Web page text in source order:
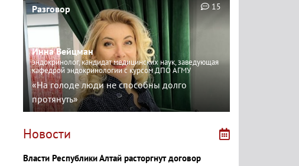
Разговор
Инна Вейцман
эндокринолог, кандидат медицинских наук, заведующая
кафедрой эндокринологии с курсом ДПО АГМУ
«На голоде люди не способны долго
протянуть»
15
Новости
Власти Республики Алтай расторгнут договор